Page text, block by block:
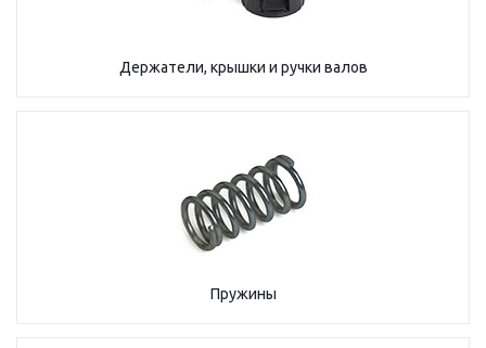
Держатели, крышки и ручки валов
Пружины